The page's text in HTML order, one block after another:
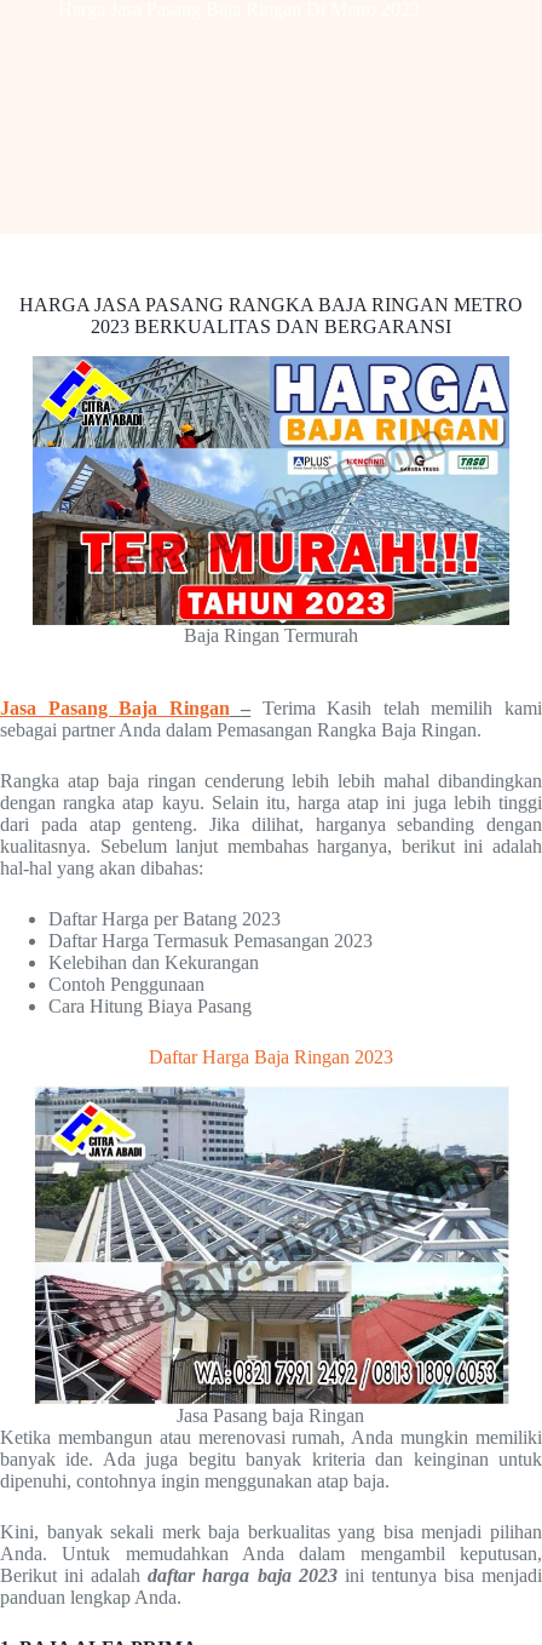
HARGA JASA PASANG RANGKA BAJA RINGAN METRO
2023 BERKUALITAS DAN BERGARANSI
Baja Ringan Termurah
Jasa Pasang Baja Ringan – Terima Kasih telah memilih kami
sebagai partner Anda dalam Pemasangan Rangka Baja Ringan.
Rangka atap baja ringan cenderung lebih lebih mahal dibandingkan
dengan rangka atap kayu. Selain itu, harga atap ini juga lebih tinggi
dari pada atap genteng. Jika dilihat, harganya sebanding dengan
kualitasnya. Sebelum lanjut membahas harganya, berikut ini adalah
hal-hal yang akan dibahas:
Daftar Harga per Batang 2023
Daftar Harga Termasuk Pemasangan 2023
Kelebihan dan Kekurangan
Contoh Penggunaan
Cara Hitung Biaya Pasang
Daftar Harga Baja Ringan 2023
Jasa Pasang baja Ringan
Ketika membangun atau merenovasi rumah, Anda mungkin memiliki
banyak ide. Ada juga begitu banyak kriteria dan keinginan untuk
dipenuhi, contohnya ingin menggunakan atap baja.
Kini, banyak sekali merk baja berkualitas yang bisa menjadi pilihan
Anda. Untuk memudahkan Anda dalam mengambil keputusan,
Berikut ini adalahdaftar harga baja 2023ini tentunya bisa menjadi
panduan lengkap Anda.